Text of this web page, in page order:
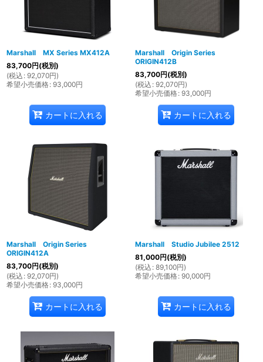
Marshall MX Series MX412A
83,700円(税別)
(税込 : 92,070円)
希望小売価格: 93,000円
カートに入れる
Marshall Origin Series
ORIGIN412B
83,700円(税別)
(税込 : 92,070円)
希望小売価格: 93,000円
カートに入れる
Marshall Origin Series
ORIGIN412A
83,700円(税別)
(税込 : 92,070円)
希望小売価格: 93,000円
カートに入れる
Marshall Studio Jubilee 2512
81,000円(税別)
(税込 : 89,100円)
希望小売価格: 90,000円
カートに入れる